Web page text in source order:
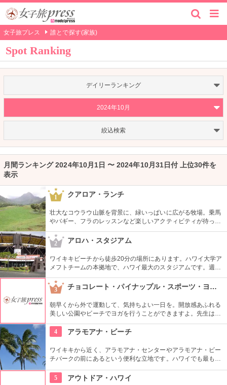
女子旅プレス 誰とで探す(家族)
Spot Ranking
デイリーランキング
2024年10月
絞込検索
月間ランキング 2024年10月1日 〜 2024年10月31日付 上位30件を
表示
1 クアロア・ランチ
壮大なコウラウ山脈を背景に、緑いっぱいに広がる牧場。乗馬
やバギー、フラのレッスンなど楽しいアクティビティが待って
います。名物のハンバーガーも楽しみですね。映画『ジュラシ
ック・パーク』のロケ地としても知られ、ロケ地巡りのバスも
あります。
2 アロハ・スタジアム
ワイキキビーチから徒歩20分の場所にあります。ハワイ大学ア
メフトチームの本拠地で、ハワイ最大のスタジアムです。週3
回、スワップミートという名前のフリーマーケットを開催して
います。400以上もの地元のお店が出店し、大盛り上がり。お
宝を見つけてみませんか。
3 チョコレート・パイナップル・スポーツ・ヨガ・スタジオ
朝早くから外で運動して、気持ちよい一日を。開放感あふれる
美しい公園やビーチでヨガを行うことができますよ。先生は日
本語もOKです。毎週水曜日の夕方、ワイキキビーチウォークの
芝生エリアで無料のヨガレッスンも行っているので、初心者は
4 アラモアナ・ビーチ
ワイキキから近く、アラモアナ・センターやアラモアナ・ビー
チパークの前にあるという便利な立地です。ハワイでも最も美
はバーベキューやピクニックをしている人も見られます。
5 アウトドア・ハワイ